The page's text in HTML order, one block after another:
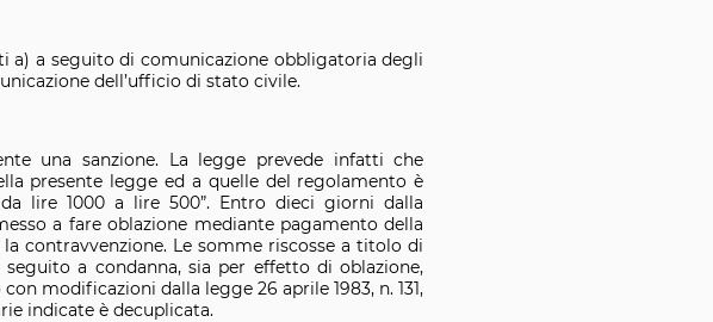
a seguito di comunicazione obbligatoria degli
dell’ufficio di stato civile.
una sanzione. La legge prevede infatti che
presente legge ed a quelle del regolamento è
lire 1000 a lire 500”. Entro dieci giorni dalla
a fare oblazione mediante pagamento della
contravvenzione. Le somme riscosse a titolo di
a condanna, sia per effetto di oblazione,
modificazioni dalla legge 26 aprile 1983, n. 131,
indicate è decuplicata.